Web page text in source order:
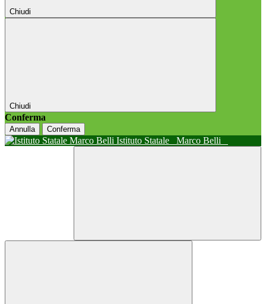
Chiudi
Chiudi
Conferma
Annulla Conferma
Istituto Statale Marco Belli